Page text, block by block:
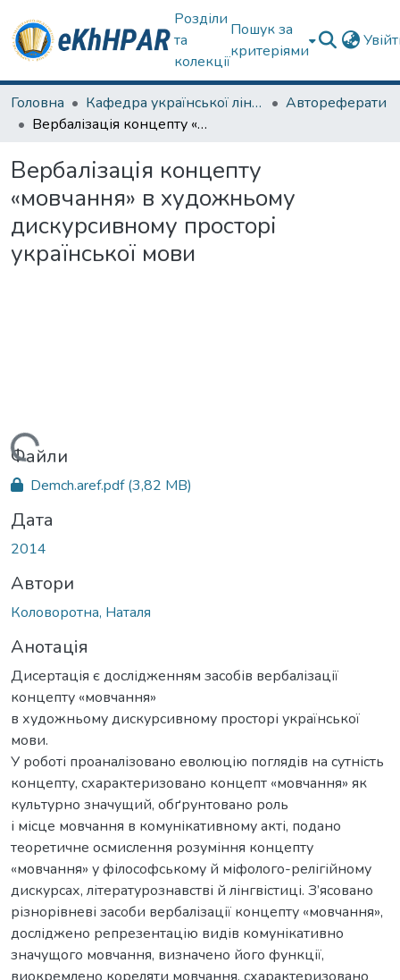
Розділи
та
колекції
Пошук за
критеріями
Головна Кафедра української лінгвістики, літератури та методики навчання
Автореферати
Вербалізація концепту «мовчання» в художньому дискурсивному просторі української мови
Вербалізація концепту
«мовчання» в художньому
дискурсивному просторі
української мови
Файли
Demch.aref.pdf(3,82 MB)
Дата
2014
Автори
Коловоротна, Наталя
Анотація
Дисертація є дослідженням засобів вербалізації
концепту «мовчання»
в художньому дискурсивному просторі української
мови.
У роботі проаналізовано еволюцію поглядів на сутність
концепту, схарактеризовано концепт «мовчання» як
культурно значущий, обґрунтовано роль
і місце мовчання в комунікативному акті, подано
теоретичне осмислення розуміння концепту
«мовчання» у філософському й міфолого-релігійному
дискурсах, літературознавстві й лінгвістиці. З’ясовано
різнорівневі засоби вербалізації концепту «мовчання»,
досліджено репрезентацію видів комунікативно
значущого мовчання, визначено його функції,